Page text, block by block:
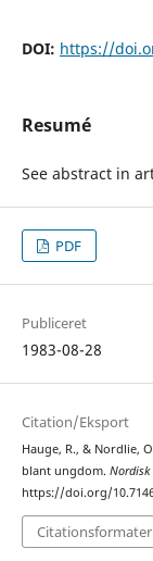
DOI: https://
Resumé
See abstract in
PDF
Publiceret
1983-08-28
Citation/Eksport
Hauge, R., & Nordlie,
blant ungdom.
https://doi.org/
Citationsformater